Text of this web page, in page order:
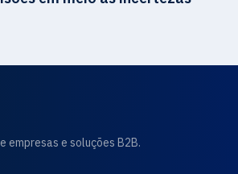
empresas e soluções B2B.